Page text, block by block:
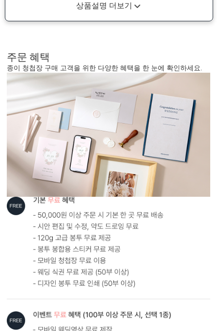
AI로 해상도 UP
AI 업스케일링 기술로 해상도를 보완해드립니다.
다만, 지나치게 저화질인 경우에는 업스케일링 후에도 인쇄 품질에
AI 해상도 업그레이드 신청하기
상품설명 더보기
주문 혜택
종이 청첩장 구매 고객을 위한 다양한 혜택을 한 눈에 확인하세요.